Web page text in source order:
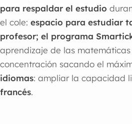
para respaldar el estudio
el cole: espacio para estudiar
profesor; el programa
aprendizaje de las
concentración sacando el
idiomas: ampliar la capacidad
francés.